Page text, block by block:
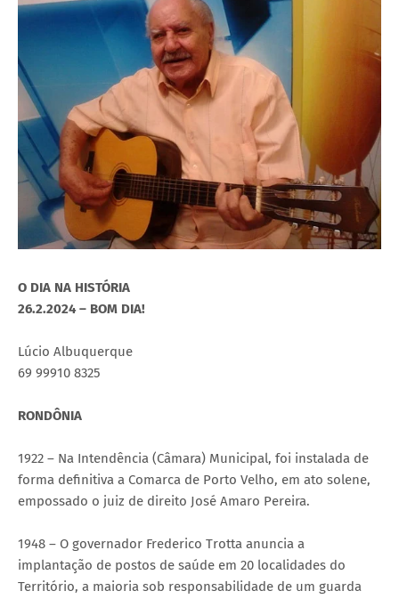
O DIA NA HISTÓRIA
26.2.2024 – BOM DIA!
Lúcio Albuquerque
69 99910 8325
RONDÔNIA
1922 – Na Intendência (Câmara) Municipal, foi instalada de
forma definitiva a Comarca de Porto Velho, em ato solene,
empossado o juiz de direito José Amaro Pereira.
1948 – O governador Frederico Trotta anuncia a
implantação de postos de saúde em 20 localidades do
Território, a maioria sob responsabilidade de um guarda